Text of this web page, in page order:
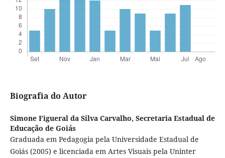
Biografia do Autor
Simone Figueral da Silva Carvalho, Secretaria Estadual de
Educação de Goiás
Graduada em Pedagogia pela Universidade Estadual de
Goiás (2005) e licenciada em Artes Visuais pela Uninter